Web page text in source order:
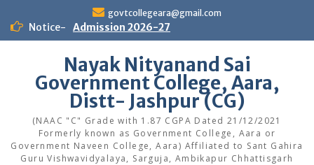
content
govtcollegeara@gmail.com
Notice- Admission 2026-27
Nayak Nityanand Sai
Government College, Aara,
Distt- Jashpur (CG)
(NAAC "C" Grade with 1.87 CGPA Dated 21/12/2021
Formerly known as Government College, Aara or
Government Naveen College, Aara) Affiliated to Sant Gahira
Guru Vishwavidyalaya, Sarguja, Ambikapur Chhattisgarh